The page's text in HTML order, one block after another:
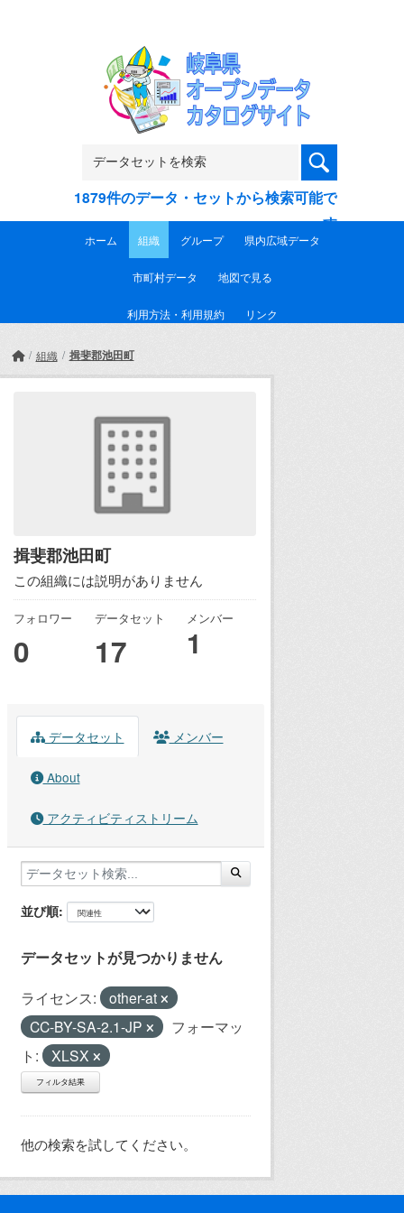
1879件のデータ・セットから検索可能で
す
ホーム 組織 グループ 県内広域データ
市町村データ 地図で見る
利用方法・利用規約 リンク
組織 揖斐郡池田町
揖斐郡池田町
この組織には説明がありません
フォロワー
0
データセット
17
メンバー
1
データセット メンバー
About
アクティビティストリーム
並び順
データセットが見つかりません
ライセンス:
other-at
CC-BY-SA-2.1-JP
フォーマッ
ト:
XLSX
フィルタ結果
他の検索を試してください。